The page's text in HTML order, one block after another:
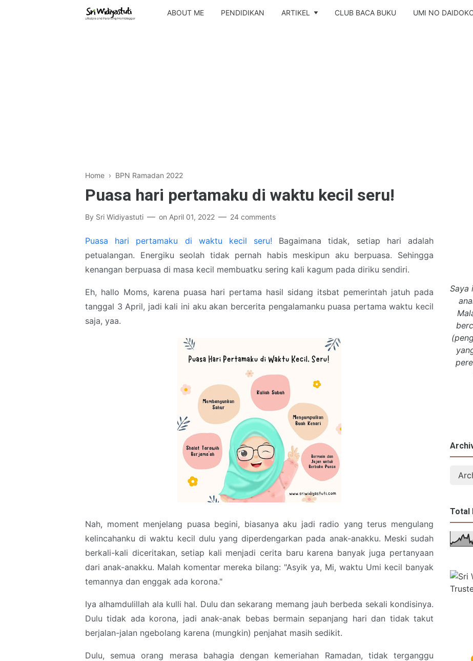
ABOUT ME PENDIDIKAN ARTIKEL CLUB BACA BUKU UMI NO
Home › BPN Ramadan 2022
Puasa hari pertamaku di waktu kecil seru!
By Sri Widiyastuti on April 01, 2022 24 comments
Puasa hari pertamaku di waktu kecil seru! Bagaimana tidak, setiap hari adalah
petualangan. Energiku seolah tidak pernah habis meskipun aku berpuasa. Sehingga
kenangan berpuasa di masa kecil membuatku sering kali kagum pada diriku sendiri.
Eh, hallo Moms, karena puasa hari pertama hasil sidang itsbat pemerintah jatuh pada
tanggal 3 April, jadi kali ini aku akan bercerita pengalamanku puasa pertama waktu kecil
saja, yaa.
Nah, moment menjelang puasa begini, biasanya aku jadi radio yang terus mengulang
kelincahanku di waktu kecil dulu yang diperdengarkan pada anak-anakku. Meski sudah
berkali-kali diceritakan, setiap kali menjadi cerita baru karena banyak juga pertanyaan
dari anak-anakku. Malah komentar mereka bilang: "Asyik ya, Mi, waktu Umi kecil banyak
temannya dan enggak ada korona."
Iya alhamdulillah ala kulli hal. Dulu dan sekarang memang jauh berbeda sekali kondisinya.
Dulu tidak ada korona, jadi anak-anak bebas bermain sepanjang hari dan tidak takut
berjalan-jalan ngebolang karena (mungkin) penjahat masih sedikit.
Dulu, semua orang merasa bahagia dengan kemeriahan Ramadan, tidak terganggu
Saya
Total